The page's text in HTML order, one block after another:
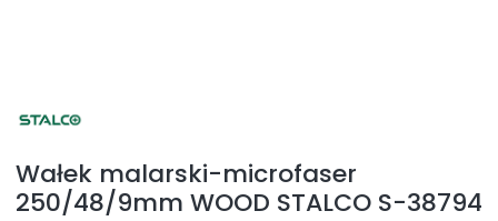
Wałek malarski-microfaser
250/48/9mm WOOD STALCO S-38794